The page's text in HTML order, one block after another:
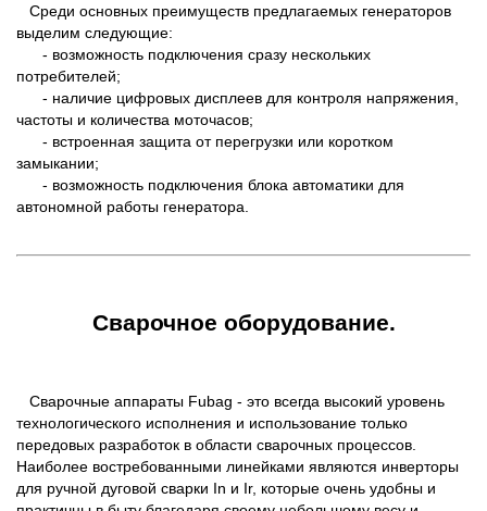
Среди основных преимуществ предлагаемых генераторов
выделим следующие:
- возможность подключения сразу нескольких
потребителей;
- наличие цифровых дисплеев для контроля напряжения,
частоты и количества моточасов;
- встроенная защита от перегрузки или коротком
замыкании;
- возможность подключения блока автоматики для
автономной работы генератора.
Сварочное оборудование.
Сварочные аппараты Fubag - это всегда высокий уровень
технологического исполнения и использование только
передовых разработок в области сварочных процессов.
Наиболее востребованными линейками являются инверторы
для ручной дуговой сварки In и Ir, которые очень удобны и